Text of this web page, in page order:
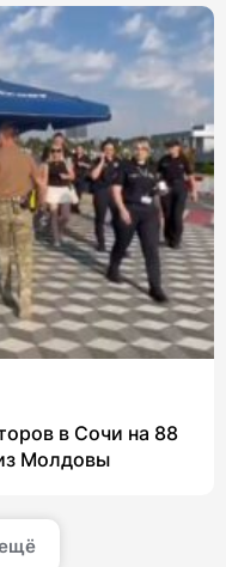
в Сочи на 88
Молдовы